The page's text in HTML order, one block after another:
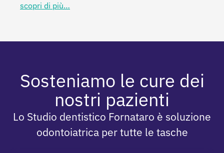
scopri di più…
Sosteniamo le cure dei
nostri pazienti
Lo Studio dentistico Fornataro è soluzione
odontoiatrica per tutte le tasche